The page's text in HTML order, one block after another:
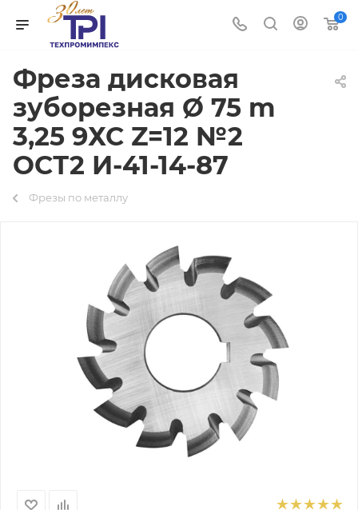
0
Фреза дисковая
зуборезная Ø 75 m
3,25 9ХС Z=12 №2
ОСТ2 И-41-14-87
Фрезы по металлу